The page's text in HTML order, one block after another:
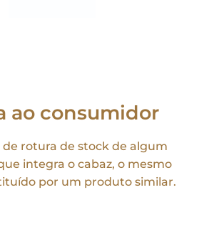
ao consumidor
de rotura de stock de algum
integra o cabaz, o mesmo
por um produto similar.